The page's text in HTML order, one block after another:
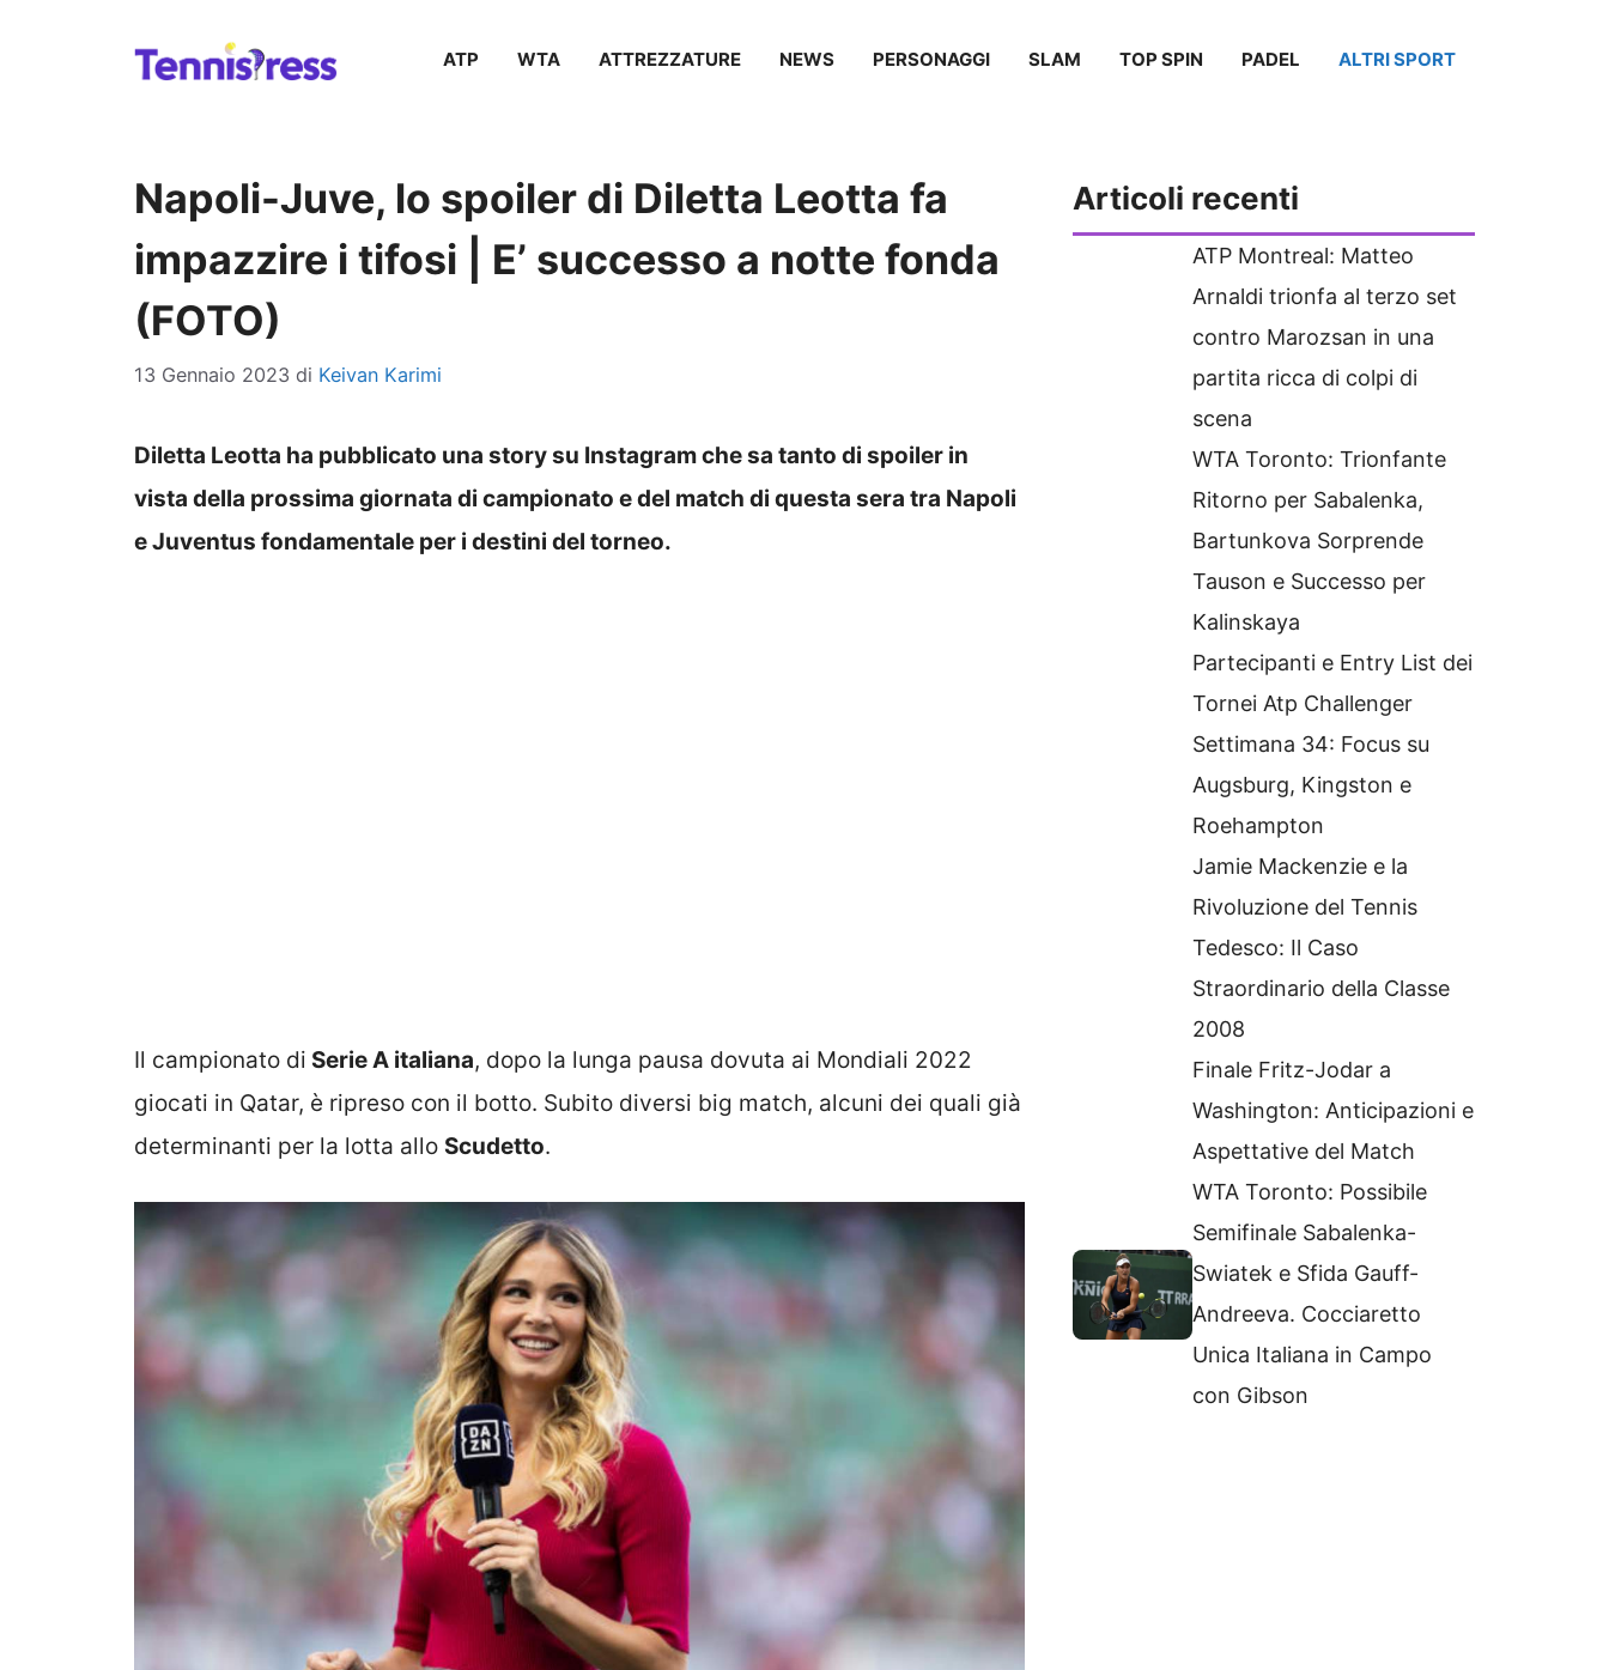
ATP WTA ATTREZZATURE NEWS PERSONAGGI SLAM TOP SPIN PADEL ALTRI SPORT
Napoli-Juve, lo spoiler di Diletta Leotta fa
impazzire i tifosi | E’ successo a notte fonda
(FOTO)
13 Gennaio 2023 di Keivan Karimi
Diletta Leotta ha pubblicato una story su Instagram che sa tanto di spoiler in
vista della prossima giornata di campionato e del match di questa sera tra Napoli
e Juventus fondamentale per i destini del torneo.
Il campionato di Serie A italiana, dopo la lunga pausa dovuta ai Mondiali 2022
giocati in Qatar, è ripreso con il botto. Subito diversi big match, alcuni dei quali già
determinanti per la lotta allo Scudetto.
Articoli recenti
ATP Montreal: Matteo
Arnaldi trionfa al terzo set
contro Marozsan in una
partita ricca di colpi di
scena
WTA Toronto: Trionfante
Ritorno per Sabalenka,
Bartunkova Sorprende
Tauson e Successo per
Kalinskaya
Partecipanti e Entry List dei
Tornei Atp Challenger
Settimana 34: Focus su
Augsburg, Kingston e
Roehampton
Jamie Mackenzie e la
Rivoluzione del Tennis
Tedesco: Il Caso
Straordinario della Classe
2008
Finale Fritz-Jodar a
Washington: Anticipazioni e
Aspettative del Match
WTA Toronto: Possibile
Semifinale Sabalenka-
Swiatek e Sfida Gauff-
Andreeva. Cocciaretto
Unica Italiana in Campo
con Gibson